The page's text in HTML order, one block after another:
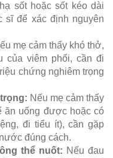
sốt hoặc sốt kéo dài
sĩ để xác định nguyên
mẹ cảm thấy khó thở,
của viêm phổi, cần đi
chứng nghiêm trọng
Nếu mẹ cảm thấy
ăn uống được hoặc có
đi tiểu ít), cần gặp
đúng cách.
thể nuốt: Nếu đau